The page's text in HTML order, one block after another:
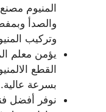
المنيوم
والصدأ
وتركيب
يؤمن معلم
القطع
بسرعة عالية.
نوفر أفضل